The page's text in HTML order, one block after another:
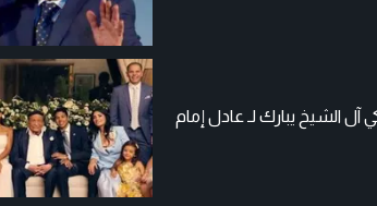
آل الشيخ يبارك لـ عادل إمام